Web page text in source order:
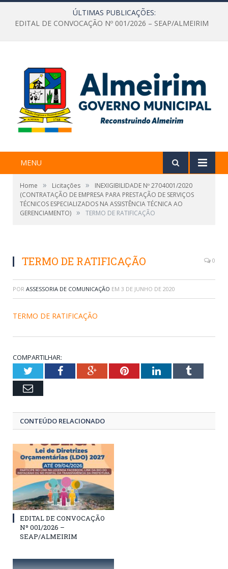
ÚLTIMAS PUBLICAÇÕES:
EDITAL DE CONVOCAÇÃO Nº 001/2026 – SEAP/ALMEIRIM
MENU
Home » Licitações »
INEXIGIBILIDADE Nº 2704001/2020
(CONTRATAÇÃO DE EMPRESA PARA PRESTAÇÃO DE SERVIÇOS
TÉCNICOS ESPECIALIZADOS NA ASSISTÊNCIA TÉCNICA AO
GERENCIAMENTO) » TERMO DE RATIFICAÇÃO
TERMO DE RATIFICAÇÃO 0
POR ASSESSORIA DE COMUNICAÇÃO EM 3 DE JUNHO DE 2020
TERMO DE RATIFICAÇÃO
COMPARTILHAR:
TwitterFacebookGoogle+PinterestLinkedInTumblr
Email
CONTEÚDO RELACIONADO
EDITAL DE CONVOCAÇÃO
Nº 001/2026 –
SEAP/ALMEIRIM